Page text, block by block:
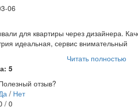
06
для квартиры через дизайнера.
идеальная, сервис внимательный
Читать полностью
5
отзыв?
/ Нет
/ 0